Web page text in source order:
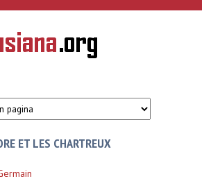
gaan
ET LES CHARTREUX